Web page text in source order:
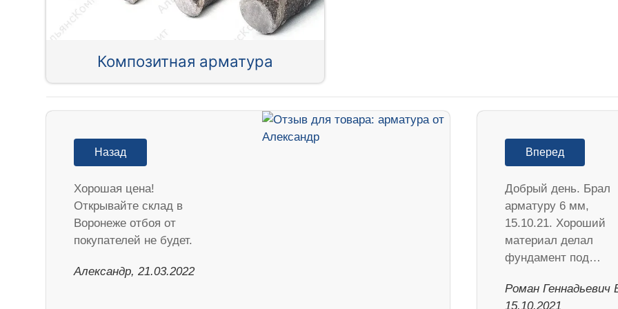
Композитная арматура
Назад
Хорошая цена!
Открывайте склад в
Воронеже отбоя от
покупателей не будет.
Александр, 21.03.2022
Вперед
Добрый день. Брал
арматуру 6 мм,
15.10.21. Хороший
материал делал
фундамент под…
Роман Геннадьевич
15.10.2021